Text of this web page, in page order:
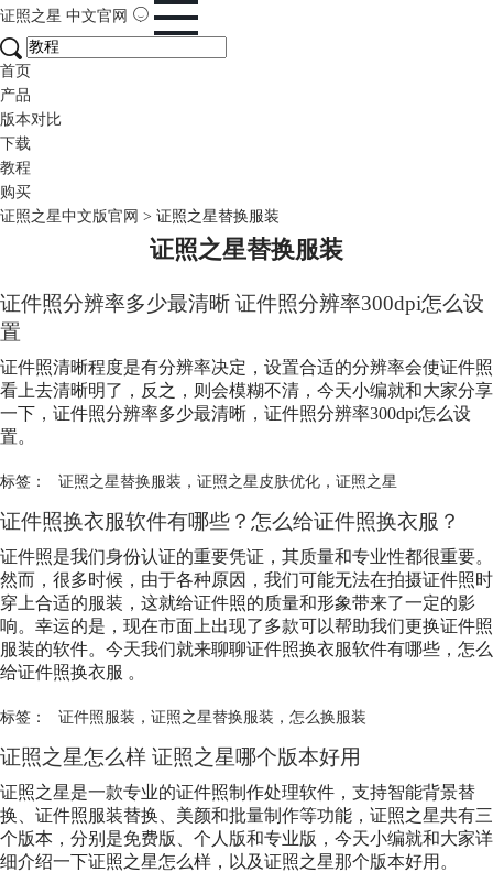
证照之星 中文官网
首页
产品
版本对比
下载
教程
购买
证照之星中文版官网 > 证照之星替换服装
证照之星替换服装
证件照分辨率多少最清晰 证件照分辨率300dpi怎么设
置
证件照清晰程度是有分辨率决定，设置合适的分辨率会使证件照
看上去清晰明了，反之，则会模糊不清，今天小编就和大家分享
一下，证件照分辨率多少最清晰，证件照分辨率300dpi怎么设
置。
标签： 证照之星替换服装 ， 证照之星皮肤优化， 证照之星
证件照换衣服软件有哪些？怎么给证件照换衣服？
证件照是我们身份认证的重要凭证，其质量和专业性都很重要。
然而，很多时候，由于各种原因，我们可能无法在拍摄证件照时
穿上合适的服装，这就给证件照的质量和形象带来了一定的影
响。幸运的是，现在市面上出现了多款可以帮助我们更换证件照
服装的软件。今天我们就来聊聊证件照换衣服软件有哪些，怎么
给证件照换衣服 。
标签： 证件照服装 ， 证照之星替换服装 ， 怎么换服装
证照之星怎么样 证照之星哪个版本好用
证照之星是一款专业的证件照制作处理软件，支持智能背景替
换、证件照服装替换、美颜和批量制作等功能，证照之星共有三
个版本，分别是免费版、个人版和专业版，今天小编就和大家详
细介绍一下证照之星怎么样，以及证照之星那个版本好用。